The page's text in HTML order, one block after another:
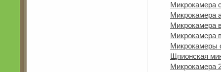
Микрокамера
Микрокамера
Микрокамера
Микрокамера
Микрокамеры
Щпионская
Микрокамера